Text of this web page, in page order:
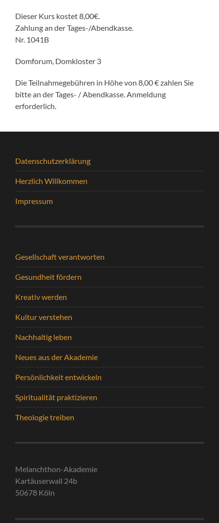
Dieser Kurs kostet 8,00€.
Zahlung an der Tages-/Abendkasse.
Nr. 1041B
Domforum, Domkloster 3
Die Teilnahmegebühren in Höhe von 8,00 € zahlen Sie
bitte an der Tages- / Abendkasse. Anmeldung
erforderlich.
Datenschutzerklärung
Herzlich Willkommen
Impressum
Gesellschaft verantworten
Gesundheit fördern
Kreativ werden
Kultur verstehen
Nachhaltig leben
Neues aus der Akademie
Persönlichkeit entwickeln
Spiritualität praktizieren
Theologie treiben
Melanchthon-Akademie
Kartäuserwall 24b
50678 Köln